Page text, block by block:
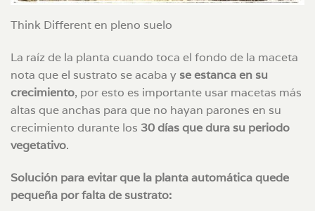
Think Different en pleno suelo
La raíz de la planta cuando toca el fondo de la maceta
nota que el sustrato se acaba y se estanca en su
crecimiento, por esto es importante usar macetas más
altas que anchas para que no hayan parones en su
crecimiento durante los 30 días que dura su periodo
vegetativo.
Solución para evitar que la planta automática quede
pequeña por falta de sustrato: